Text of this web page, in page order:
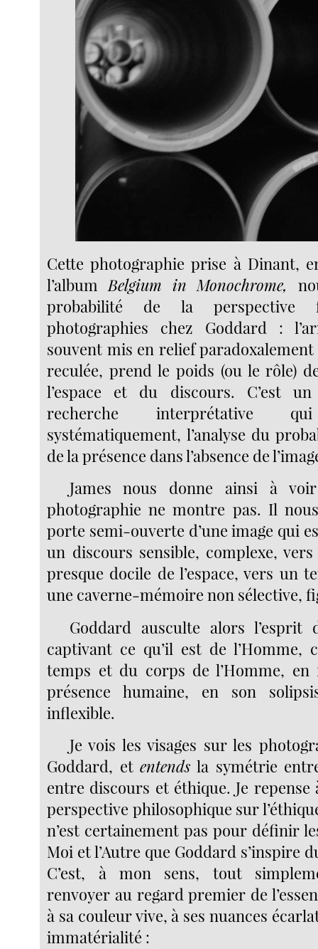
Cette photographie prise à Dinant,
l’album Belgium in Monochrome,
probabilité de la perspective
photographies chez Goddard :
souvent mis en relief
reculée, prend le poids (ou le rôle)
l’espace et du discours. C’est
recherche interprétative
systématiquement, l’analyse du
de la présence dans l’absence de
James nous donne ainsi à
photographie ne montre pas. Il
porte semi-ouverte d’une image qui
un discours sensible, complexe,
presque docile de l’espace, vers un
une caverne-mémoire non sélective,
Goddard ausculte alors l’esprit
captivant ce qu’il est de l’Homme,
temps et du corps de l’Homme,
présence humaine, en son
inflexible.
Je vois les visages sur les
Goddard, etentends la symétrie
entre discours et éthique. Je repense
perspective philosophique sur
n’est certainement pas pour définir
Moi et l’Autre que Goddard s’inspire
C’est, à mon sens, tout
renvoyer au regard premier de
à sa couleur vive, à ses nuances
immatérialité :